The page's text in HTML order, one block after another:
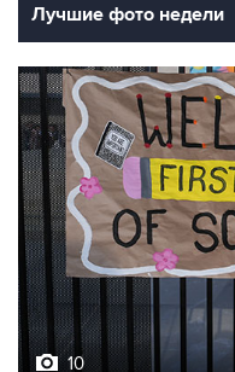
Лучшие фото недели
10